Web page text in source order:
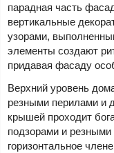
парадная часть
вертикальные
узорами,
элементы создают
придавая фасаду
Верхний уровень
резными перилами и
крышей проходит
подзорами и
горизонтальное